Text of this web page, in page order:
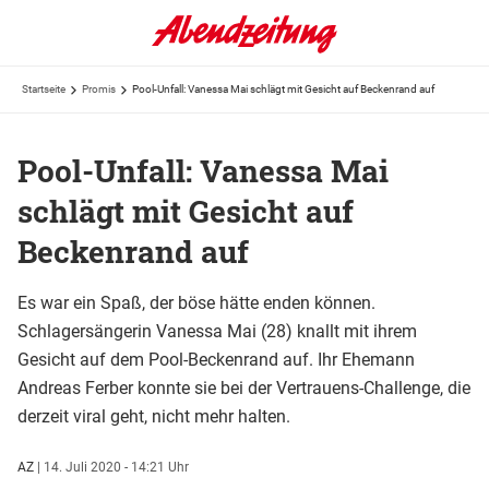
Startseite Promis Pool-Unfall: Vanessa Mai schlägt mit Gesicht auf Beckenrand auf
Pool-Unfall: Vanessa Mai
schlägt mit Gesicht auf
Beckenrand auf
Es war ein Spaß, der böse hätte enden können.
Schlagersängerin Vanessa Mai (28) knallt mit ihrem
Gesicht auf dem Pool-Beckenrand auf. Ihr Ehemann
Andreas Ferber konnte sie bei der Vertrauens-Challenge, die
derzeit viral geht, nicht mehr halten.
AZ | 14. Juli 2020 - 14:21 Uhr